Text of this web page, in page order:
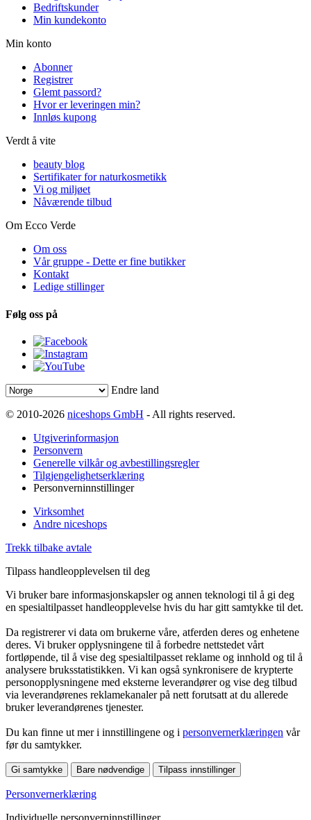
Bedriftskunder
Min kundekonto
Min konto
Abonner
Registrer
Glemt passord?
Hvor er leveringen min?
Innløs kupong
Verdt å vite
beauty blog
Sertifikater for naturkosmetikk
Vi og miljøet
Nåværende tilbud
Om Ecco Verde
Om oss
Vår gruppe - Dette er fine butikker
Kontakt
Ledige stillinger
Følg oss på
Endre land
© 2010-2026 niceshops GmbH - All rights reserved.
Utgiverinformasjon
Personvern
Generelle vilkår og avbestillingsregler
Tilgjengelighetserklæring
Personverninnstillinger
Virksomhet
Andre niceshops
Trekk tilbake avtale
Tilpass handleopplevelsen til deg
Vi bruker bare informasjonskapsler og annen teknologi til å gi deg
en spesialtilpasset handleopplevelse hvis du har gitt samtykke til det.
Da registrerer vi data om brukerne våre, atferden deres og enhetene
deres. Vi bruker opplysningene til å forbedre nettstedet vårt
fortløpende, til å vise deg spesialtilpasset reklame og innhold og til å
analysere bruksstatistikken. Vi kan også synkronisere de krypterte
personopplysningene med eksterne leverandører og vise deg tilbud
via leverandørenes reklamekanaler på nett forutsatt at du allerede
bruker leverandørenes tjenester.
Du kan finne ut mer i innstillingene og i personvernerklæringen vår
før du samtykker.
Gi samtykke Bare nødvendige Tilpass innstillinger
Personvernerklæring
Individuelle personverninnstillinger